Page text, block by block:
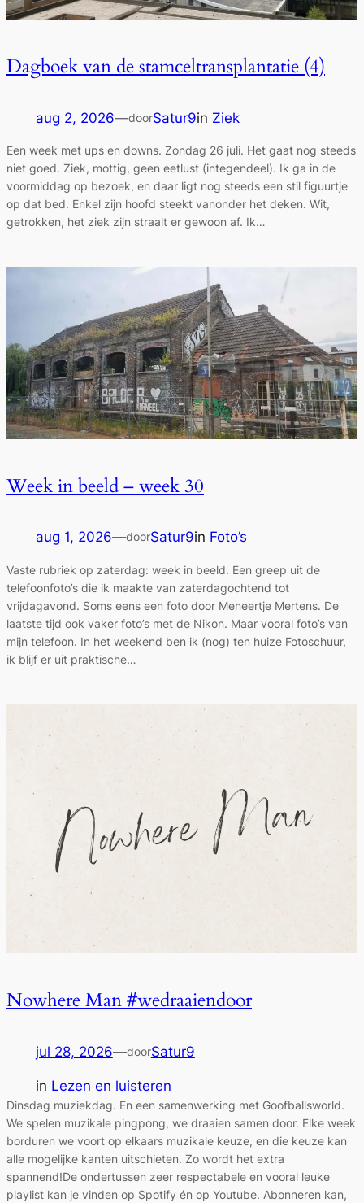
Dagboek van de stamceltransplantatie (4)
aug 2, 2026—doorSatur9in Ziek
Een week met ups en downs. Zondag 26 juli. Het gaat nog steeds
niet goed. Ziek, mottig, geen eetlust (integendeel). Ik ga in de
voormiddag op bezoek, en daar ligt nog steeds een stil figuurtje
op dat bed. Enkel zijn hoofd steekt vanonder het deken. Wit,
getrokken, het ziek zijn straalt er gewoon af. Ik…
Week in beeld – week 30
aug 1, 2026—doorSatur9in Foto’s
Vaste rubriek op zaterdag: week in beeld. Een greep uit de
telefoonfoto’s die ik maakte van zaterdagochtend tot
vrijdagavond. Soms eens een foto door Meneertje Mertens. De
laatste tijd ook vaker foto’s met de Nikon. Maar vooral foto’s van
mijn telefoon. In het weekend ben ik (nog) ten huize Fotoschuur,
ik blijf er uit praktische…
Nowhere Man #wedraaiendoor
jul 28, 2026—doorSatur9
in Lezen en luisteren
Dinsdag muziekdag. En een samenwerking met Goofballsworld.
We spelen muzikale pingpong, we draaien samen door. Elke week
borduren we voort op elkaars muzikale keuze, en die keuze kan
alle mogelijke kanten uitschieten. Zo wordt het extra
spannend!De ondertussen zeer respectabele en vooral leuke
playlist kan je vinden op Spotify én op Youtube. Abonneren kan,